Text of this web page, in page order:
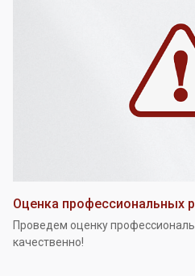
Оценка профессиональных
Проведем оценку
качественно!